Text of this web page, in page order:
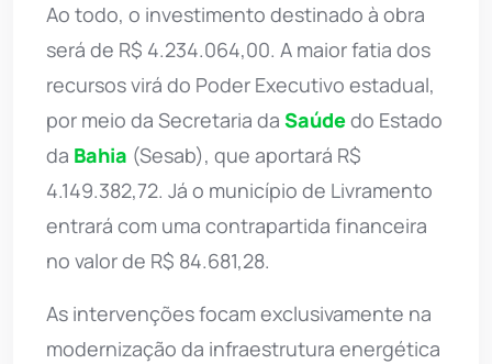
Ao todo, o investimento destinado à obra
será de R$ 4.234.064,00. A maior fatia dos
recursos virá do Poder Executivo estadual,
por meio da Secretaria da Saúdedo Estado
da Bahia (Sesab), que aportará R$
4.149.382,72. Já o município de Livramento
entrará com uma contrapartida financeira
no valor de R$ 84.681,28.
As intervenções focam exclusivamente na
modernização da infraestrutura energética